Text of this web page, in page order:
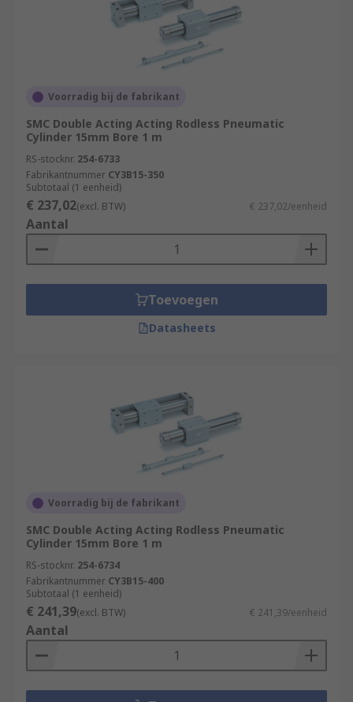
Voorradig bij de fabrikant
SMC Double Acting Acting Rodless Pneumatic
Cylinder 15mm Bore 1 m
RS-stocknr. 254-6733
Fabrikantnummer CY3B15-350
Subtotaal (1 eenheid)
€ 237,02(excl. BTW) € 237,02/eenheid
Aantal
Toevoegen
Datasheets
Voorradig bij de fabrikant
SMC Double Acting Acting Rodless Pneumatic
Cylinder 15mm Bore 1 m
RS-stocknr. 254-6734
Fabrikantnummer CY3B15-400
Subtotaal (1 eenheid)
€ 241,39(excl. BTW) € 241,39/eenheid
Aantal